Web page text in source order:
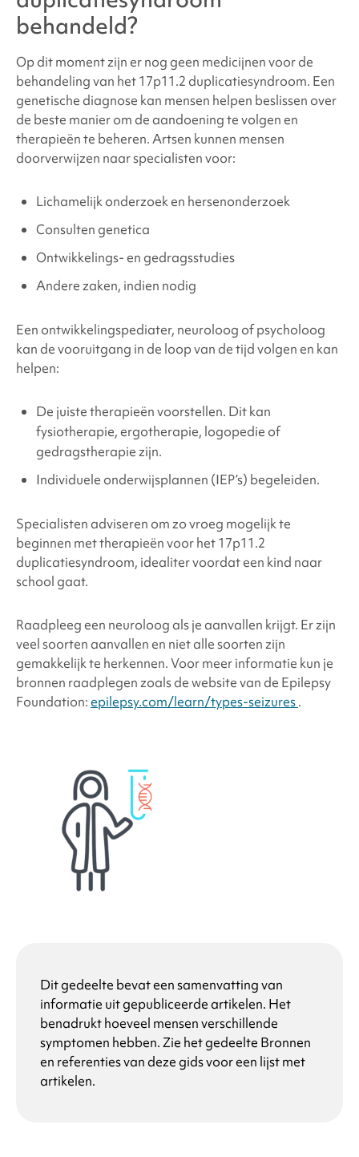
behandeld?
Op dit moment zijn er nog geen medicijnen voor de
behandeling van het 17p11.2 duplicatiesyndroom. Een
genetische diagnose kan mensen helpen beslissen over
de beste manier om de aandoening te volgen en
therapieën te beheren. Artsen kunnen mensen
doorverwijzen naar specialisten voor:
Lichamelijk onderzoek en hersenonderzoek
Consulten genetica
Ontwikkelings- en gedragsstudies
Andere zaken, indien nodig
Een ontwikkelingspediater, neuroloog of psycholoog
kan de vooruitgang in de loop van de tijd volgen en kan
helpen:
De juiste therapieën voorstellen. Dit kan
fysiotherapie, ergotherapie, logopedie of
gedragstherapie zijn.
Individuele onderwijsplannen (IEP’s) begeleiden.
Specialisten adviseren om zo vroeg mogelijk te
beginnen met therapieën voorhet 17p11.2
duplicatiesyndroom, idealiter voordat een kind naar
school gaat.
Raadpleeg een neuroloog als je aanvallen krijgt. Er zijn
veel soorten aanvallen en niet alle soorten zijn
gemakkelijk te herkennen. Voor meer informatie kun je
bronnen raadplegen zoals de website van de Epilepsy
Foundation:epilepsy.com/learn/types-seizures.
Dit gedeelte bevat een samenvatting van
informatie uit gepubliceerde artikelen. Het
benadrukt hoeveel mensen verschillende
symptomen hebben. Zie het gedeelte Bronnen
en referenties van deze gids voor een lijst met
artikelen.